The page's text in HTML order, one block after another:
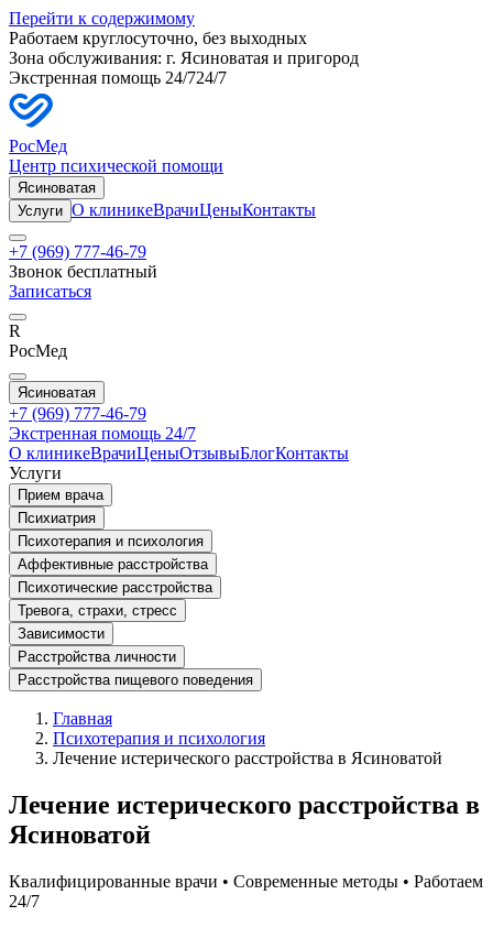
Перейти к содержимому
Работаем круглосуточно, без выходных
Зона обслуживания: г. Ясиноватая и пригород
Экстренная помощь 24/724/7
РосМед
Центр психической помощи
Ясиноватая
Услуги О клиникеВрачиЦеныКонтакты
+7 (969) 777-46-79
Звонок бесплатный
Записаться
R
РосМед
Ясиноватая
+7 (969) 777-46-79
Экстренная помощь 24/7
О клиникеВрачиЦеныОтзывыБлогКонтакты
Услуги
Прием врача
Психиатрия
Психотерапия и психология
Аффективные расстройства
Психотические расстройства
Тревога, страхи, стресс
Зависимости
Расстройства личности
Расстройства пищевого поведения
Главная
Психотерапия и психология
Лечение истерического расстройства в Ясиноватой
Лечение истерического расстройства в
Ясиноватой
Квалифицированные врачи • Современные методы • Работаем
24/7